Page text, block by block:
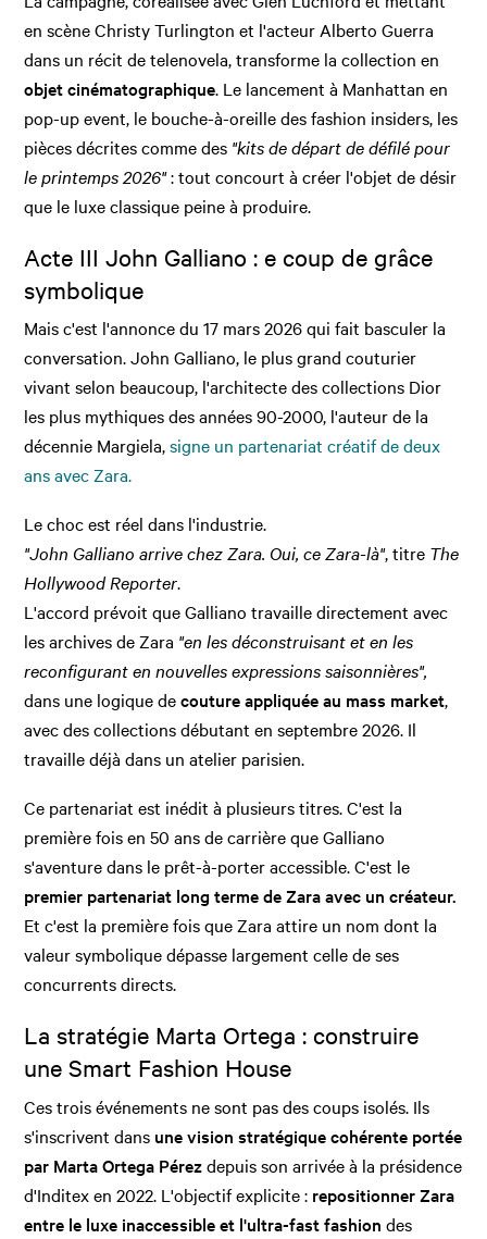
en scène Christy Turlington et l'acteur Alberto Guerra
dans un récit de telenovela, transforme la collection en
objet cinématographique. Le lancement à Manhattan en
pop-up event, le bouche-à-oreille des fashion insiders, les
pièces décrites comme des "kits de départ de défilé pour
le printemps 2026": tout concourt à créer l'objet de désir
que le luxe classique peine à produire.
Acte III John Galliano : e coup de grâce
symbolique
Mais c'est l'annonce du 17 mars 2026 qui fait basculer la
conversation. John Galliano, le plus grand couturier
vivant selon beaucoup, l'architecte des collections Dior
les plus mythiques des années 90-2000, l'auteur de la
décennie Margiela,signe un partenariat créatif de deux
ans avec Zara.
Le choc est réel dans l'industrie.
"John Galliano arrive chez Zara. Oui, ce Zara-là", titre The
Hollywood Reporter.
L'accord prévoit que Galliano travaille directement avec
les archives de Zara "en les déconstruisant et en les
reconfigurant en nouvelles expressions saisonnières",
dans une logique decouture appliquée au mass market,
avec des collections débutant en septembre 2026. Il
travaille déjà dans un atelier parisien.
Ce partenariat est inédit à plusieurs titres. C'est la
première fois en 50 ans de carrière que Galliano
s'aventure dans le prêt-à-porter accessible. C'est le
premier partenariat long terme de Zara avec un créateur.
Et c'est la première fois que Zara attire un nom dont la
valeur symbolique dépasse largement celle de ses
concurrents directs.
La stratégie Marta Ortega : construire
une Smart Fashion House
Ces trois événements ne sont pas des coups isolés. Ils
s'inscrivent dans une vision stratégique cohérente portée
par Marta Ortega Pérezdepuis son arrivée à la présidence
d'Inditex en 2022. L'objectif explicite : repositionner Zara
entre le luxe inaccessible et l'ultra-fast fashion des